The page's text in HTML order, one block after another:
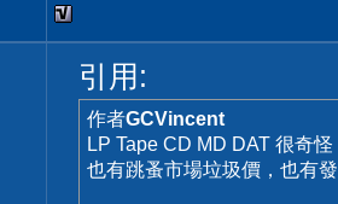
引用:
作者GCVincent
LP Tape CD MD DAT 很奇
也有跳蚤市場垃圾價，也有